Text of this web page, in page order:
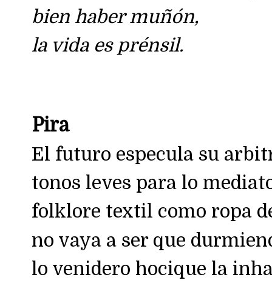
bien haber muñón,
la vida es prénsil.
Pira
El futuro especula su
tonos leves para lo
folklore textil como ropa
no vaya a ser que
lo venidero hocique la